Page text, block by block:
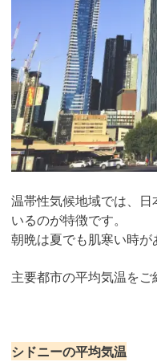
温帯性気候地域では、
いるのが特徴です。
朝晩は夏でも肌寒い時が
主要都市の平均気温をご
シドニーの平均気温